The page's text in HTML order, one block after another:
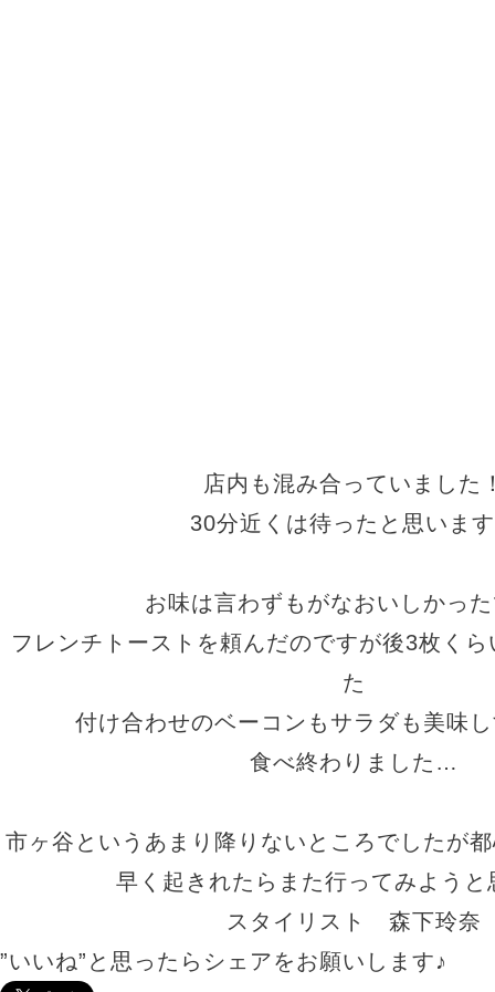
店内も混み合っていました
30分近くは待ったと思いま
お味は言わずもがなおいしかっ
フレンチトーストを頼んだのですが後3枚く
た
付け合わせのベーコンもサラダも美味
食べ終わりました…
市ヶ谷というあまり降りないところでしたが
早く起きれたらまた行ってみようと
スタイリスト 森下玲奈
”いいね”と思ったらシェアをお願いします♪